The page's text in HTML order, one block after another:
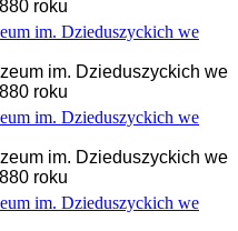
roku
im. Dzieduszyckich we
roku
im. Dzieduszyckich we
roku